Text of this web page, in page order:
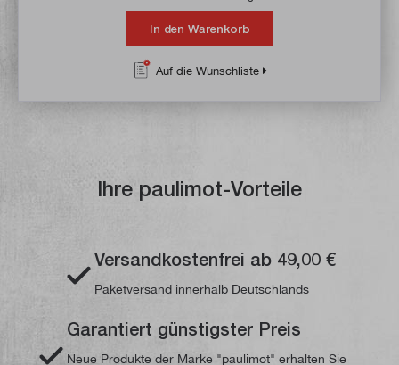
In den Warenkorb
Auf die Wunschliste
Ihre paulimot-Vorteile
Versandkostenfrei ab 49,00 €
Paketversand innerhalb Deutschlands
Garantiert günstigster Preis
Neue Produkte der Marke "paulimot" erhalten Sie